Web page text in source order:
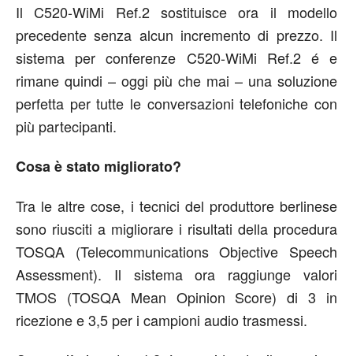
Il C520-WiMi Ref.2 sostituisce ora il modello
precedente senza alcun incremento di prezzo. Il
sistema per conferenze C520-WiMi Ref.2 é e
rimane quindi – oggi più che mai – una soluzione
perfetta per tutte le conversazioni telefoniche con
più partecipanti.
Cosa è stato migliorato?
Tra le altre cose, i tecnici del produttore berlinese
sono riusciti a migliorare i risultati della procedura
TOSQA (Telecommunications Objective Speech
Assessment). Il sistema ora raggiunge valori
TMOS (TOSQA Mean Opinion Score) di 3 in
ricezione e 3,5 per i campioni audio trasmessi.